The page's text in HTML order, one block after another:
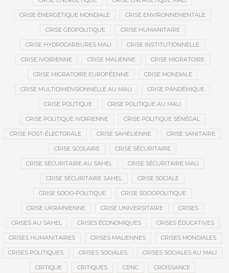
CRISE ÉNERGÉTIQUE MONDIALE CRISE ENVIRONNEMENTALE
CRISE GÉOPOLITIQUE CRISE HUMANITAIRE
CRISE HYDROCARBURES MALI CRISE INSTITUTIONNELLE
CRISE IVOIRIENNE CRISE MALIENNE CRISE MIGRATOIRE
CRISE MIGRATOIRE EUROPÉENNE CRISE MONDIALE
CRISE MULTIDIMENSIONNELLE AU MALI CRISE PANDÉMIQUE
CRISE POLITIQUE CRISE POLITIQUE AU MALI
CRISE POLITIQUE IVOIRIENNE CRISE POLITIQUE SÉNÉGAL
CRISE POST-ÉLECTORALE CRISE SAHÉLIENNE CRISE SANITAIRE
CRISE SCOLAIRE CRISE SÉCURITAIRE
CRISE SÉCURITAIRE AU SAHEL CRISE SÉCURITAIRE MALI
CRISE SÉCURITAIRE SAHEL CRISE SOCIALE
CRISE SOCIO-POLITIQUE CRISE SOCIOPOLITIQUE
CRISE UKRAINIENNE CRISE UNIVERSITAIRE CRISES
CRISES AU SAHEL CRISES ÉCONOMIQUES CRISES ÉDUCATIVES
CRISES HUMANITAIRES CRISES MALIENNES CRISES MONDIALES
CRISES POLITIQUES CRISES SOCIALES CRISES SOCIALES AU MALI
CRITIQUE CRITIQUES CRNC CROISSANCE